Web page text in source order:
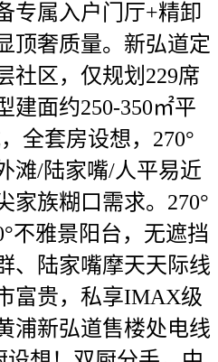
专属入户门厅+精卸
顶奢质量。新弘道定
社区，仅规划229席
建面约250-350㎡平
全套房设想，270°
滩/陆家嘴/人平易近
家族糊口需求。270°
不雅景阳台，无遮挡
、陆家嘴摩天天际线
富贵，私享IMAX级
浦新弘道售楼处电线